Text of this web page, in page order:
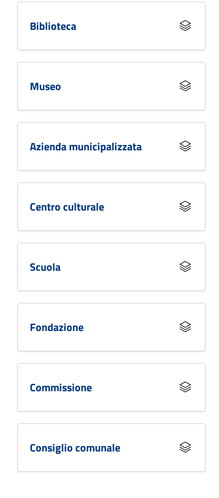
Biblioteca
Museo
Azienda municipalizzata
Centro culturale
Scuola
Fondazione
Commissione
Consiglio comunale